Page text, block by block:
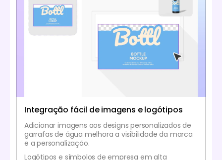
Integração fácil de imagens e logótipos
Adicionar imagens aos designs personalizados de
garrafas de água melhora a visibilidade da marca
e a personalização.
Logótipos e símbolos de empresa em alta